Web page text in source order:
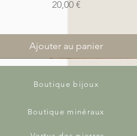
Prix
20,00 €
Ajouter au panier
Nouveauté
Nouveauté
Boutique bijoux
Boutique minéraux